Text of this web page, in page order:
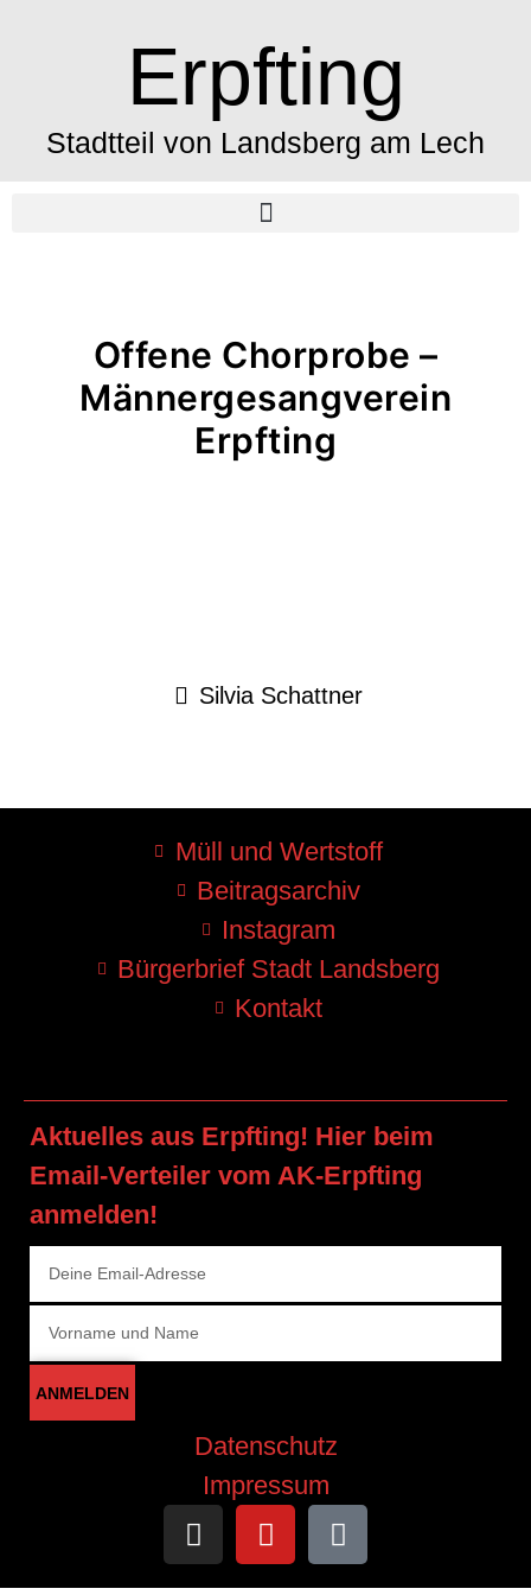
Erpfting
Stadtteil von Landsberg am Lech
Offene Chorprobe –
Männergesangverein
Erpfting
Silvia Schattner
Müll und Wertstoff
Beitragsarchiv
Instagram
Bürgerbrief Stadt Landsberg
Kontakt
Aktuelles aus Erpfting! Hier beim
Email-Verteiler vom AK-Erpfting
anmelden!
ANMELDEN
Datenschutz
Impressum